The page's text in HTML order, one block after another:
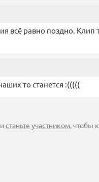
всё равно поздно. Клип
то станется :(((((
станьте участником, чтобы